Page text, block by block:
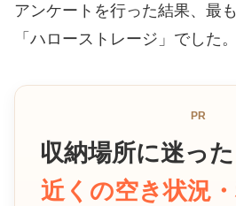
アンケートを行った結果、最
「ハローストレージ」でした。
PR
収納場所に迷っ
近くの空き状況